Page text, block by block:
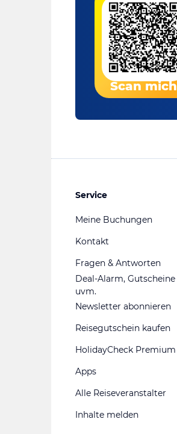
Scan mich
Service
Meine Buchungen
Kontakt
Fragen & Antworten
Deal-Alarm, Gutscheine
uvm.
Newsletter abonnieren
Reisegutschein kaufen
HolidayCheck Premium
Apps
Alle Reiseveranstalter
Inhalte melden